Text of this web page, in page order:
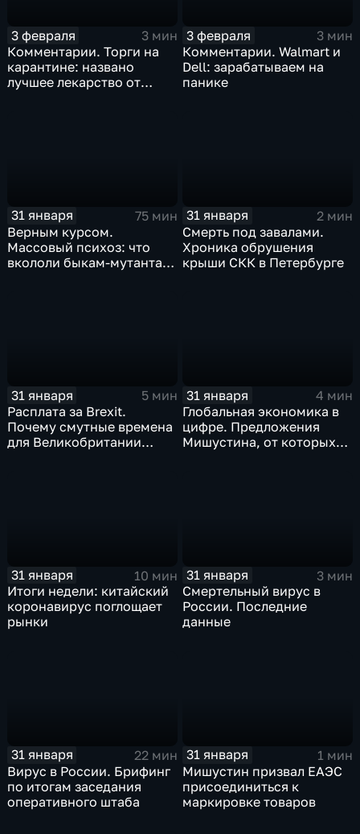
3 февраля
3 мин
Комментарии. Торги на
карантине: названо
лучшее лекарство от
3 февраля
3 мин
Комментарии. Walmart и
Dell: зарабатываем на
панике
31 января
75 мин
Верным курсом.
Массовый психоз: что
вкололи быкам-мутантам,
31 января
2 мин
Смерть под завалами.
Хроника обрушения
крыши СКК в Петербурге
31 января
5 мин
Расплата за Brexit.
Почему смутные времена
для Великобритании
31 января
4 мин
Глобальная экономика в
цифре. Предложения
Мишустина, от которых
31 января
10 мин
Итоги недели: китайский
коронавирус поглощает
рынки
31 января
3 мин
Смертельный вирус в
России. Последние
данные
31 января
22 мин
Вирус в России. Брифинг
по итогам заседания
оперативного штаба
31 января
1 мин
Мишустин призвал ЕАЭС
присоединиться к
маркировке товаров